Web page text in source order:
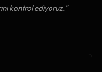
kontrol ediyoruz."